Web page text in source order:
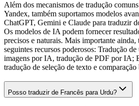
Além dos mecanismos de tradução
Yandex, também suportamos modelos
ChatGPT, Gemini e Claude para traduzir
Os modelos de IA podem fornecer
precisos e naturais. Mais importante ainda,
seguintes recursos poderosos: Tradução
imagens por IA, tradução de PDF por IA;
tradução de seleção de texto e
Posso traduzir de Francês para Urdu?